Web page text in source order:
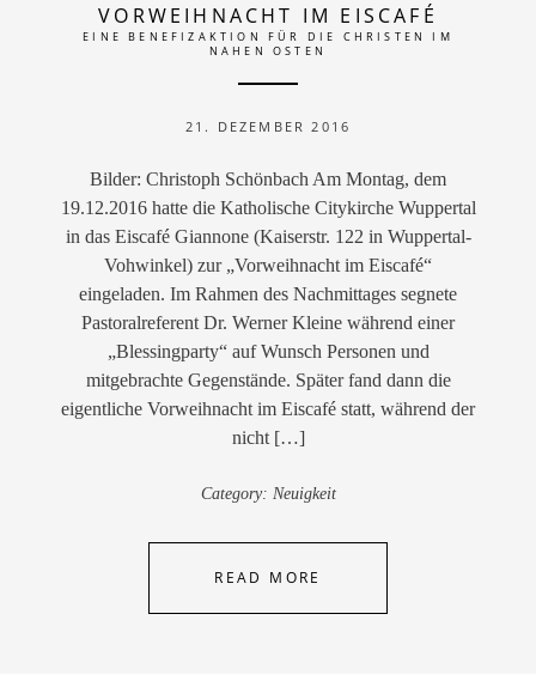
VORWEIHNACHT IM EISCAFÉ
EINE BENEFIZAKTION FÜR DIE CHRISTEN IM
NAHEN OSTEN
21. DEZEMBER 2016
Bilder: Christoph Schönbach Am Montag, dem
19.12.2016 hatte die Katholische Citykirche Wuppertal
in das Eiscafé Giannone (Kaiserstr. 122 in Wuppertal-
Vohwinkel) zur „Vorweihnacht im Eiscafé“
eingeladen. Im Rahmen des Nachmittages segnete
Pastoralreferent Dr. Werner Kleine während einer
„Blessingparty“ auf Wunsch Personen und
mitgebrachte Gegenstände. Später fand dann die
eigentliche Vorweihnacht im Eiscafé statt, während der
nicht […]
Category: Neuigkeit
READ MORE